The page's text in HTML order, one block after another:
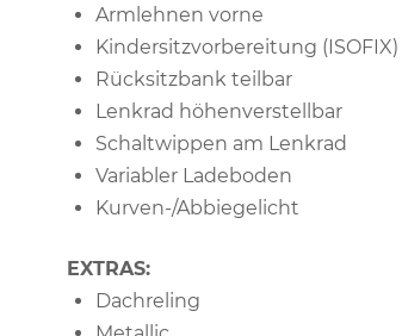
Armlehnen vorne
Kindersitzvorbereitung (ISOFIX)
Rücksitzbank teilbar
Lenkrad höhenverstellbar
Schaltwippen am Lenkrad
Variabler Ladeboden
Kurven-/Abbiegelicht
EXTRAS:
Dachreling